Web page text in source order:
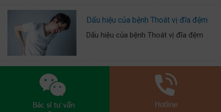
Dấu hiệu của bệnh Thoát vị đĩa đệm
Dấu hiệu của bệnh Thoát vị đĩa đệm